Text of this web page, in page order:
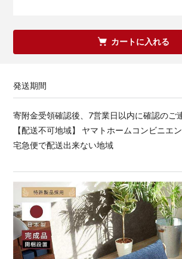
カートに入れる
発送期間
寄附金受領確認後、7営業日以内に確認のご
【配送不可地域】 ヤマトホームコンビニエ
宅急便で配送出来ない地域